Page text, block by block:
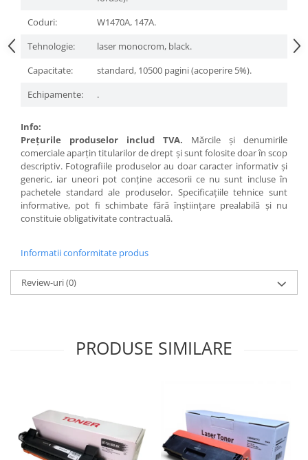
Coduri:
W1470A, 147A.
Tehnologie:
laser monocrom, black.
Capacitate:
standard, 10500 pagini (acoperire 5%).
Echipamente:
.
Info:
Preţurile produselor includ TVA. Mărcile şi denumirile
comerciale aparţin titularilor de drept şi sunt folosite doar în scop
descriptiv. Fotografiile produselor au doar caracter informativ şi
generic, iar uneori pot conţine accesorii ce nu sunt incluse în
pachetele standard ale produselor. Specificaţiile tehnice sunt
informative, pot fi schimbate fără înştiinţare prealabilă şi nu
constituie obligativitate contractuală.
Informatii conformitate produs
Review-uri(0)
PRODUSE SIMILARE